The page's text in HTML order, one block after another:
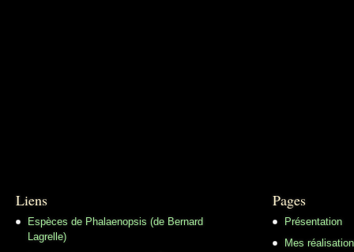
Liens
Espèces de Phalaenopsis (de Bernard
Lagrelle)
Pages
Présentation
Mes